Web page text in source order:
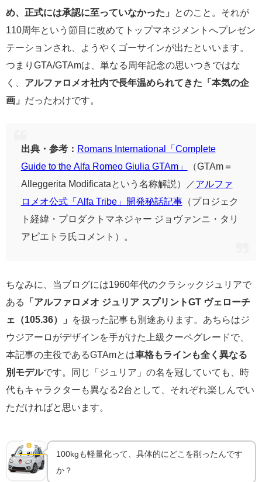
め、正式には承認に至っていなかった」
とのこと。それが
110周年という節目に改めてトップマネジメントへプレゼン
テーションされ、ようやくゴーサインが出たといいます。
つまりGTA/GTAmは、単なる周年記念の思いつきではな
く、 アルファロメオ社内で長年温められてきた「本気の企
画」 だったわけです。
出典・参考： Romans International「Complete
Guide to the Alfa Romeo Giulia GTAm」
（GTAm＝
Alleggerita Modificataという名称解説）／アルファ
ロメオ公式「Alfa Tribe」開発秘話記事（プロジェク
ト経緯・プロダクトマネジャー ジョヴァンニ・タリ
アピエトラ氏コメント）。
ちなみに、当ブログには1960年代のクラシックジュリアで
ある
「アルファロメオ ジュリア スプリントGT ヴェローチ
ェ（105.36）」
を扱った記事も別途あります。あちらはジ
ウジアーロがデザインを手がけた上級クーペグレードで、
本記事の主役であるGTAmとは車格もラインも全く異なる
別モデルです。同じ「ジュリア」の名を冠していても、時
代もキャラクターも異なる2台として、それぞれ楽しんでい
ただければと思います。
⚙️ スペック詳細
100kgも軽量化って、具体的にどこを削ったんです
か？